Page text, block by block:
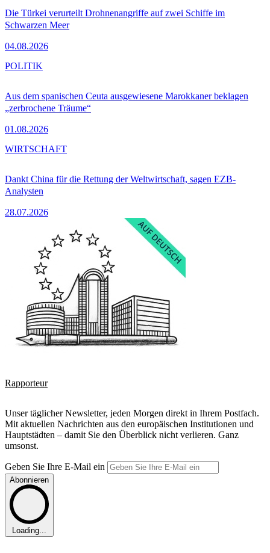
Die Türkei verurteilt Drohnenangriffe auf zwei Schiffe im
Schwarzen Meer
04.08.2026
Aus dem spanischen Ceuta ausgewiesene Marokkaner beklagen
„zerbrochene Träume“
01.08.2026
POLITIK
Dankt China für die Rettung der Weltwirtschaft, sagen EZB-
Analysten
28.07.2026
WIRTSCHAFT
Rapporteur
Unser täglicher Newsletter, jeden Morgen direkt in Ihrem Postfach.
Mit aktuellen Nachrichten aus den europäischen Institutionen und
Hauptstädten – damit Sie den Überblick nicht verlieren. Ganz
umsonst.
Geben Sie Ihre E-Mail ein
Abonnieren
Loading...